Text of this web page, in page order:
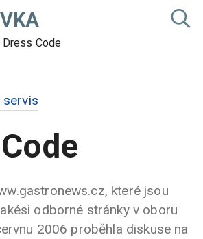
Dress Code
servis
které jsou
odborné stránky v oboru
2006 proběhla diskuse na